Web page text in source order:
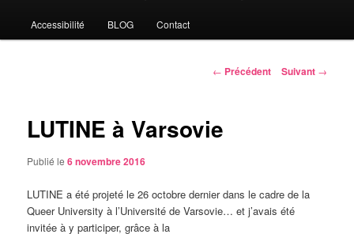
Accessibilité BLOG Contact
Navigation
← Précédent Suivant →
LUTINE à Varsovie
Publié le6 novembre 2016
LUTINE a été projeté le 26 octobre dernier dans le cadre de la
Queer University à l’Université de Varsovie… et j’avais été
invitée à y participer, grâce à la